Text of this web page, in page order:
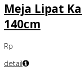
Meja Lipat
140cm
Rp
detail